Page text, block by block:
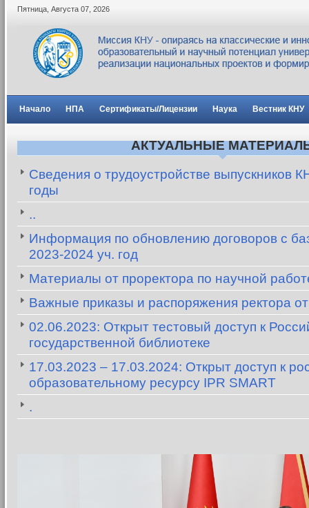
Пятница Августа 07 2026
Начало НПА Сертификаты/Лицензии Наука Вестник КНУ
АКТУАЛЬНЫЕ
Сведения о трудоустройстве выпускников
годы
..
Информация по обновлению договоров с
2023-2024 уч. год
Материалы от проректора по научной
Важные приказы и распоряжения ректора
02.06.2023: Открыт тестовый доступ к
государственной библиотеке
17.03.2023 – 17.03.2024: Открыт доступ к
образовательному ресурсу IPR SMART
.